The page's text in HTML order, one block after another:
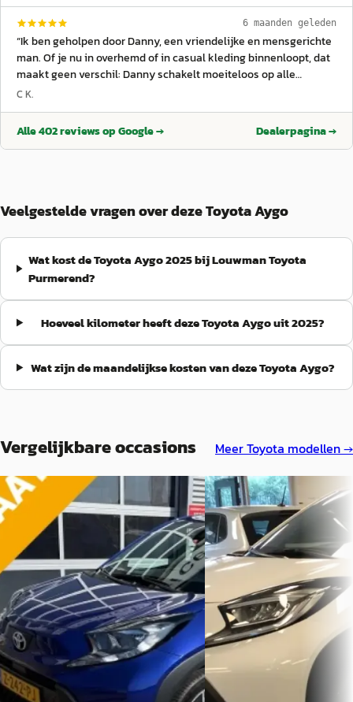
mogelijk, kosteloos weggewerkt werden bij aankoop. Heel erg
fijn bedrijf, heel erg fijn team. Zeer tevreden met mijn aankoop!
6 maanden geleden
“Ik ben geholpen door Danny, een vriendelijke en mensgerichte
man. Of je nu in overhemd of in casual kleding binnenloopt, dat
maakt geen verschil: Danny schakelt moeiteloos op alle
niveaus. Hij heeft enorm veel mensenkennis, is oprecht
moeite een extra stap als dat nodig is. Dit alles in combinatie
met een fijn en hecht team, prettig contact en échte menselijke
stopt niet zodra de auto verkocht is . Danny: complimenten. En
hetzelfde geldt voor het team; het is duidelijk dat hier een sterk
en prettig team staat.”
C K.
Alle402reviews op Google → Dealerpagina →
Veelgestelde vragen over deze Toyota Aygo
Wat kost de Toyota Aygo 2025 bij Louwman Toyota
Purmerend?
Hoeveel kilometer heeft deze Toyota Aygo uit 2025?
Wat zijn de maandelijkse kosten van deze Toyota Aygo?
Vergelijkbare occasions MeerToyota modellen →
B
Toyota Aygo·2024
X 1.0 VVT-i AUTOMAAT Carplay /
Android Auto
€ 18.945
v.a. € 402/mnd
Boven markt
2024 · 21.576 km · Benzine ·
B
Toyota Aygo·2022
X 1.0 VVT-i S-CVT
Camera - 17 inch - Climat
€ 16.900
v.a. € 358/mnd
Marktconform
2022 · 33.119 km · Benzine ·